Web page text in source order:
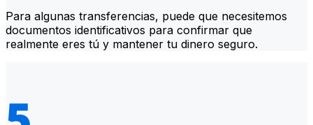
Para algunas transferencias, puede que necesitemos
documentos identificativos para confirmar que
realmente eres tú y mantener tu dinero seguro.